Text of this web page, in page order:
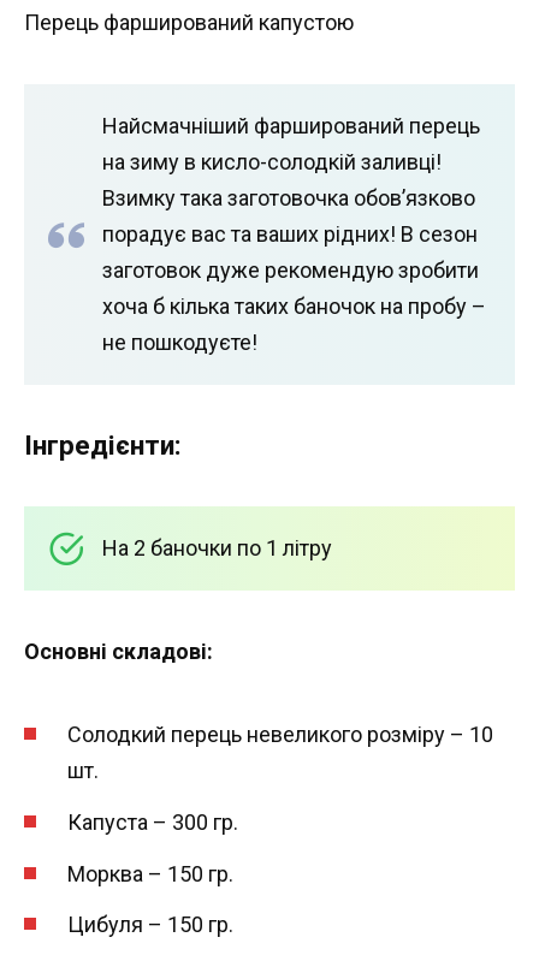
Перець фарширований капустою
Найсмачніший фарширований перець
на зиму в кисло-солодкій заливці!
Взимку така заготовочка обов’язково
порадує вас та ваших рідних! В сезон
заготовок дуже рекомендую зробити
хоча б кілька таких баночок на пробу –
не пошкодуєте!
Інгредієнти:
На 2 баночки по 1 літру
Основні складові:
Солодкий перець невеликого розміру – 10
шт.
Капуста – 300 гр.
Морква – 150 гр.
Цибуля – 150 гр.